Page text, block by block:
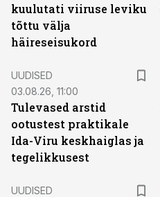
kuulutati viiruse leviku
tõttu välja
häireseisukord
UUDISED
03.08.26, 11:00
Tulevased arstid
ootustest praktikale
Ida-Viru keskhaiglas ja
tegelikkusest
UUDISED